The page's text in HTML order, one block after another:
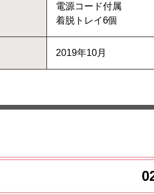
電源コード付属
着脱トレイ6個
2019年10月